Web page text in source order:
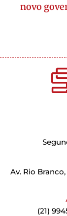
novo
Av. Rio
(21)